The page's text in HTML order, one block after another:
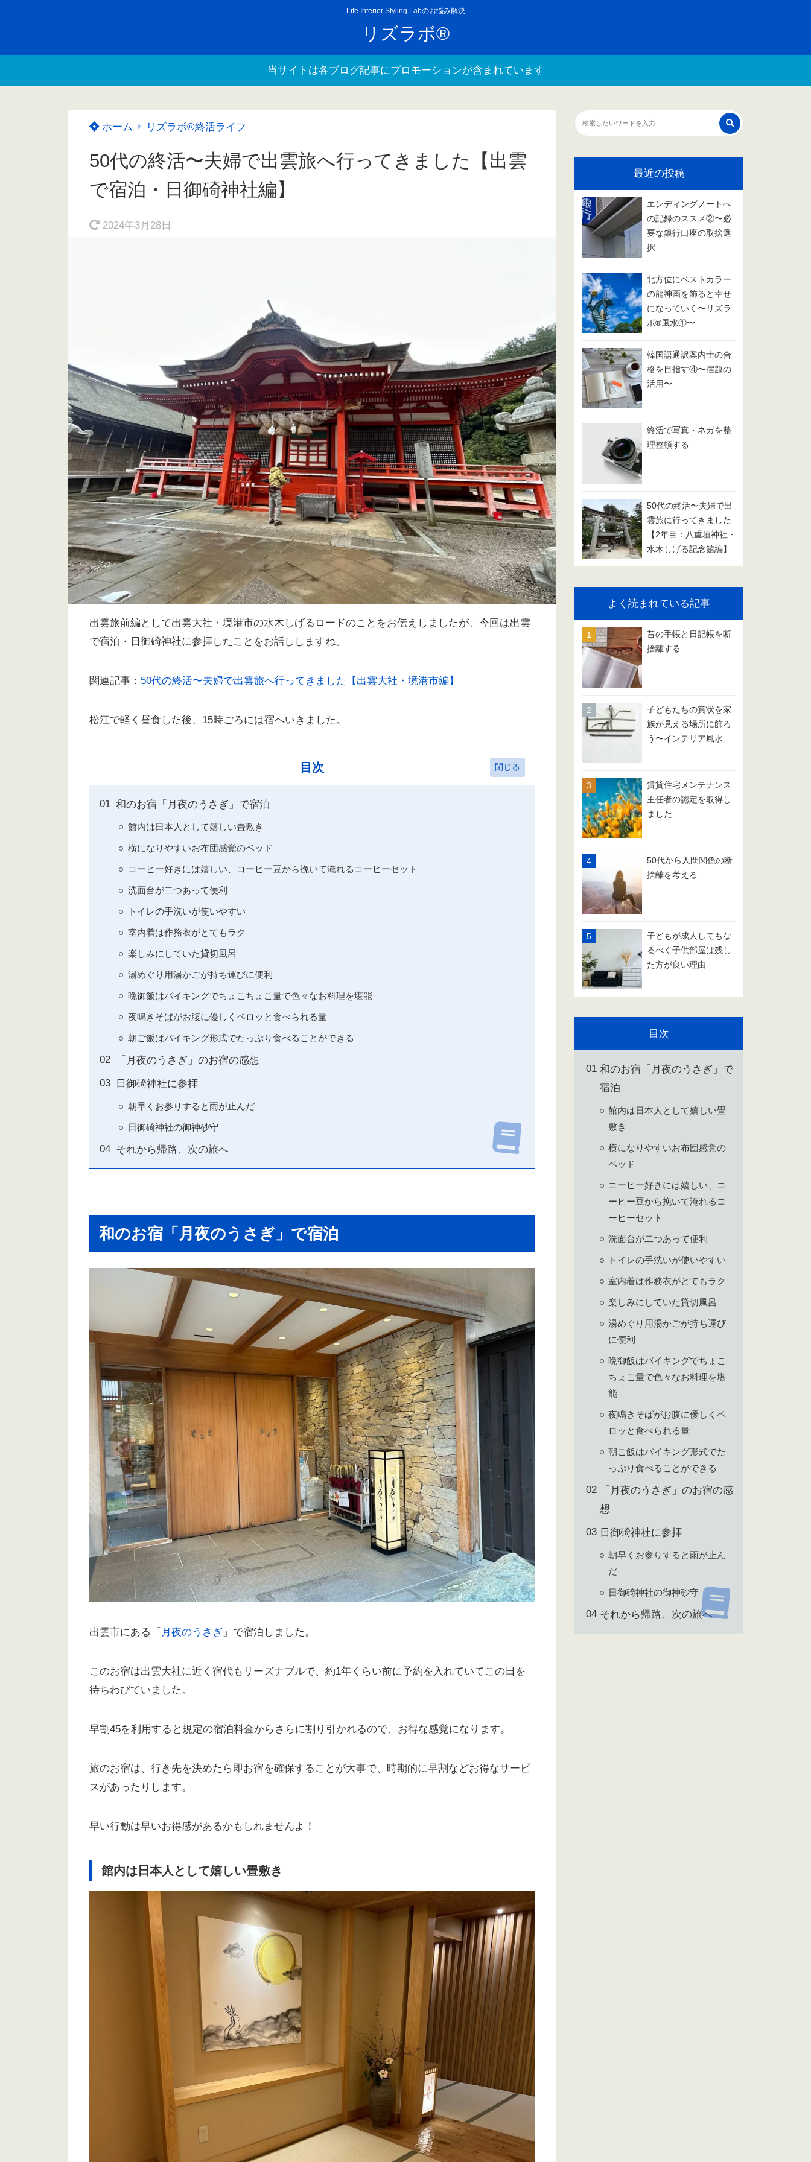
Life Interior Styling Labのお悩み解決
リズラボ®
当サイトは各ブログ記事にプロモーションが含まれています
ホーム リズラボ®️終活ライフ
50代の終活〜夫婦で出雲旅へ行ってきました【出雲
で宿泊・日御碕神社編】
2024年3月28日
出雲旅前編として出雲大社・境港市の水木しげるロードのことをお伝えしましたが、今回は出雲
で宿泊・日御碕神社に参拝したことをお話ししますね。
関連記事： 50代の終活〜夫婦で出雲旅へ行ってきました【出雲大社・境港市編】
松江で軽く昼食した後、15時ごろには宿へいきました。
目次
和のお宿「月夜のうさぎ」で宿泊
館内は日本人として嬉しい畳敷き
横になりやすいお布団感覚のベッド
コーヒー好きには嬉しい、コーヒー豆から挽いて淹れるコーヒーセット
洗面台が二つあって便利
トイレの手洗いが使いやすい
室内着は作務衣がとてもラク
楽しみにしていた貸切風呂
湯めぐり用湯かごが持ち運びに便利
晩御飯はバイキングでちょこちょこ量で色々なお料理を堪能
夜鳴きそばがお腹に優しくペロッと食べられる量
朝ご飯はバイキング形式でたっぷり食べることができる
「月夜のうさぎ」のお宿の感想
日御碕神社に参拝
朝早くお参りすると雨が止んだ
日御碕神社の御神砂守
それから帰路、次の旅へ
和のお宿「月夜のうさぎ」で宿泊
出雲市にある「 月夜のうさぎ 」で宿泊しました。
このお宿は出雲大社に近く宿代もリーズナブルで、約1年くらい前に予約を入れていてこの日を
待ちわびていました。
早割45を利用すると規定の宿泊料金からさらに割り引かれるので、お得な感覚になります。
旅のお宿は、行き先を決めたら即お宿を確保することが大事で、時期的に早割などお得なサービ
スがあったりします。
早い行動は早いお得感があるかもしれませんよ！
館内は日本人として嬉しい畳敷き
最近の投稿
エンディングノートへ
の記録のススメ②〜必
要な銀行口座の取捨選
択
北方位にベストカラー
の龍神画を飾ると幸せ
になっていく〜リズラ
ボ®️風水①〜
韓国語通訳案内士の合
格を目指す④〜宿題の
活用〜
終活で写真・ネガを整
理整頓する
50代の終活〜夫婦で出
雲旅に行ってきました
【2年目：八重垣神社・
水木しげる記念館編】
よく読まれている記事
昔の手帳と日記帳を断
捨離する
子どもたちの賞状を家
族が見える場所に飾ろ
う〜インテリア風水
賃貸住宅メンテナンス
主任者の認定を取得し
ました
50代から人間関係の断
捨離を考える
子どもが成人してもな
るべく子供部屋は残し
た方が良い理由
目次
和のお宿「月夜のうさぎ」で
宿泊
館内は日本人として嬉しい畳
敷き
横になりやすいお布団感覚の
ベッド
コーヒー好きには嬉しい、コ
ーヒー豆から挽いて淹れるコ
ーヒーセット
洗面台が二つあって便利
トイレの手洗いが使いやすい
室内着は作務衣がとてもラク
楽しみにしていた貸切風呂
湯めぐり用湯かごが持ち運び
に便利
晩御飯はバイキングでちょこ
ちょこ量で色々なお料理を堪
能
夜鳴きそばがお腹に優しくペ
ロッと食べられる量
朝ご飯はバイキング形式でた
っぷり食べることができる
「月夜のうさぎ」のお宿の感
想
日御碕神社に参拝
朝早くお参りすると雨が止ん
だ
日御碕神社の御神砂守
それから帰路、次の旅へ